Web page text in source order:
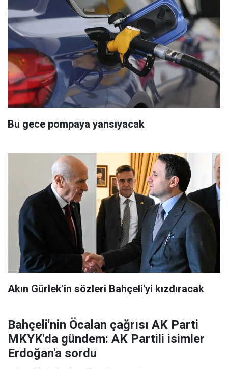
Bu gece pompaya yansıyacak
Akın Gürlek'in sözleri Bahçeli'yi kızdıracak
Bahçeli'nin Öcalan çağrısı AK Parti
MKYK'da gündem: AK Partili isimler
Erdoğan'a sordu